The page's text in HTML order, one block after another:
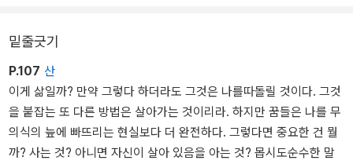
밑줄긋기
P.107 산
이게 삶일까? 만약 그렇다 하더라도 그것은 나를따돌릴 것이다. 그것
을 붙잡는 또 다른 방법은 살아가는 것이리라. 하지만 꿈들은 나를 무
의식의 늪에 빠뜨리는 현실보다 더 완전하다. 그렇다면 중요한 건 뭘
까? 사는 것? 아니면 자신이 살아 있음을 아는 것? 몹시도순수한 말